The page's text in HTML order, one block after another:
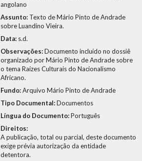
angolano
Assunto: Texto de Mário Pinto de Andrade
sobre Luandino Vieira.
Data: s.d.
Observações:Documento incluído no dossiê
organizado por Mário Pinto de Andrade sobre
o tema Raízes Culturais do Nacionalismo
Africano.
Fundo:Arquivo Mário Pinto de Andrade
Tipo Documental:Documentos
Língua do Documento:Português
Direitos:
A publicação, total ou parcial, deste documento
exige prévia autorização da entidade
detentora.